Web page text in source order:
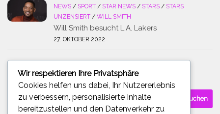
NEWS / SPORT / STAR NEWS / STARS / STARS
UNZENSIERT / WILL SMITH
Will Smith besucht L.A. Lakers
27. OKTOBER 2022
SUCHE
Suchen
nach:
Wir respektieren Ihre Privatsphäre
Cookies helfen uns dabei, Ihr Nutzererlebnis
zu verbessern, personalisierte Inhalte
bereitzustellen und den Datenverkehr zu